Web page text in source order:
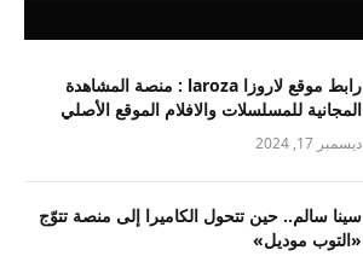
رابط موقع لاروزا laroza : منصة المشاهدة
المجانية للمسلسلات والافلام الموقع الأصلي
ديسمبر 17, 2024
سينا سالم.. حين تتحول الكاميرا إلى منصة تتوّج
«التوب موديل»